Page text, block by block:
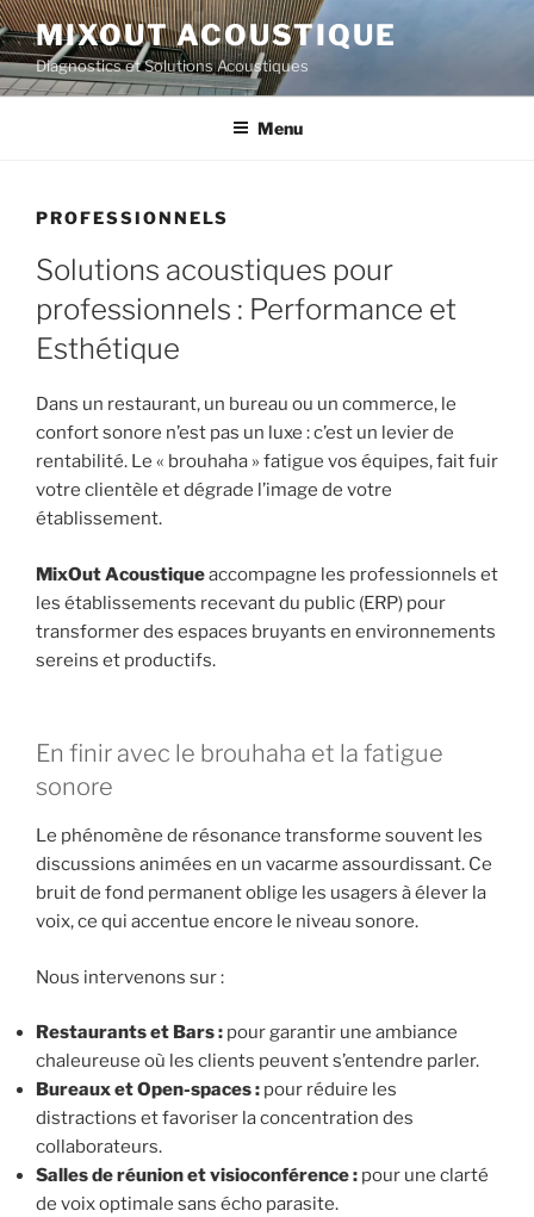
Aller
au
contenu
principal
MIXOUT ACOUSTIQUE
Diagnostics et Solutions Acoustiques
Menu
PROFESSIONNELS
Solutions acoustiques pour
professionnels : Performance et
Esthétique
Dans un restaurant, un bureau ou un commerce, le
confort sonore n’est pas un luxe : c’est un levier de
rentabilité. Le « brouhaha » fatigue vos équipes, fait fuir
votre clientèle et dégrade l’image de votre
établissement.
MixOut Acoustiqueaccompagne les professionnels et
les établissements recevant du public (ERP) pour
transformer des espaces bruyants en environnements
sereins et productifs.
En finir avec le brouhaha et la fatigue
sonore
Le phénomène de résonance transforme souvent les
discussions animées en un vacarme assourdissant. Ce
bruit de fond permanent oblige les usagers à élever la
voix, ce qui accentue encore le niveau sonore.
Nous intervenons sur :
Restaurants et Bars : pour garantir une ambiance
chaleureuse où les clients peuvent s’entendre parler.
Bureaux et Open-spaces : pour réduire les
distractions et favoriser la concentration des
collaborateurs.
Salles de réunion et visioconférence : pour une clarté
de voix optimale sans écho parasite.